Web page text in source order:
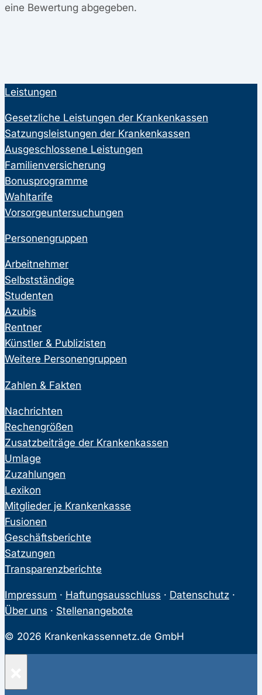
eine Bewertung abgegeben.
Leistungen
Gesetzliche Leistungen der Krankenkassen
Satzungsleistungen der Krankenkassen
Ausgeschlossene Leistungen
Familienversicherung
Bonusprogramme
Wahltarife
Vorsorgeuntersuchungen
Personengruppen
Arbeitnehmer
Selbstständige
Studenten
Azubis
Rentner
Künstler & Publizisten
Weitere Personengruppen
Zahlen & Fakten
Nachrichten
Rechengrößen
Zusatzbeiträge der Krankenkassen
Umlage
Zuzahlungen
Lexikon
Mitglieder je Krankenkasse
Fusionen
Geschäftsberichte
Satzungen
Transparenzberichte
Impressum · Haftungsausschluss · Datenschutz ·
Über uns · Stellenangebote
© 2026 Krankenkassennetz.de GmbH